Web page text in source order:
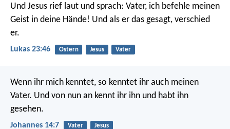
Und Jesus rief laut und sprach: Vater, ich befehle meinen
Geist in deine Hände! Und als er das gesagt, verschied
er.
Lukas 23:46 Ostern Jesus Vater
Wenn ihr mich kenntet, so kenntet ihr auch meinen
Vater. Und von nun an kennt ihr ihn und habt ihn
gesehen.
Johannes 14:7 Vater Jesus